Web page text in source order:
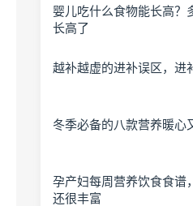
婴儿吃什么食物能长高？
长高了
越补越虚的进补误区，进
冬季必备的八款营养暖心
孕产妇每周营养饮食食谱
还很丰富